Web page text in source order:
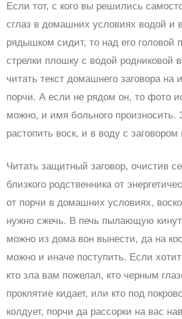
Если тот, с кого вы решились
сглаз в домашних условиях водой и
рядышком сидит, то над его головой
стрелки плошку с водой родниковой
читать текст домашнего заговора на
порчи. А если не рядом он, то фото
можно, и имя больного произносить.
растопить воск, и в воду с заговором
Читать защитный заговор, очистив
близкого родственника от
от порчи в домашних условиях,
нужно сжечь. В печь пылающую
можно из дома вон вынести, да на
можно и иначе поступить. Если
кто зла вам пожелал, кто черным
проклятие кидает, или кто под
колдует, порчи да рассорки на вас